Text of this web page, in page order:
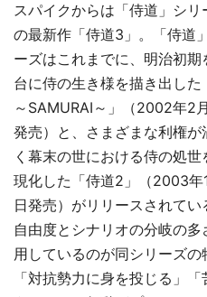
スパイクからは「侍道」シリ
の最新作「侍道3」。「侍道
ーズはこれまでに、明治初期
台に侍の生き様を描き出した
～SAMURAI～」（2002年2
発売）と、さまざまな利権が
く幕末の世における侍の処世
現化した「侍道2」（2003年
日発売）がリリースされて
自由度とシナリオの分岐の
用しているのが同シリーズの
「対抗勢力に身を投じる」